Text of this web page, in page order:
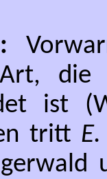
Art, die
ist (
tritt